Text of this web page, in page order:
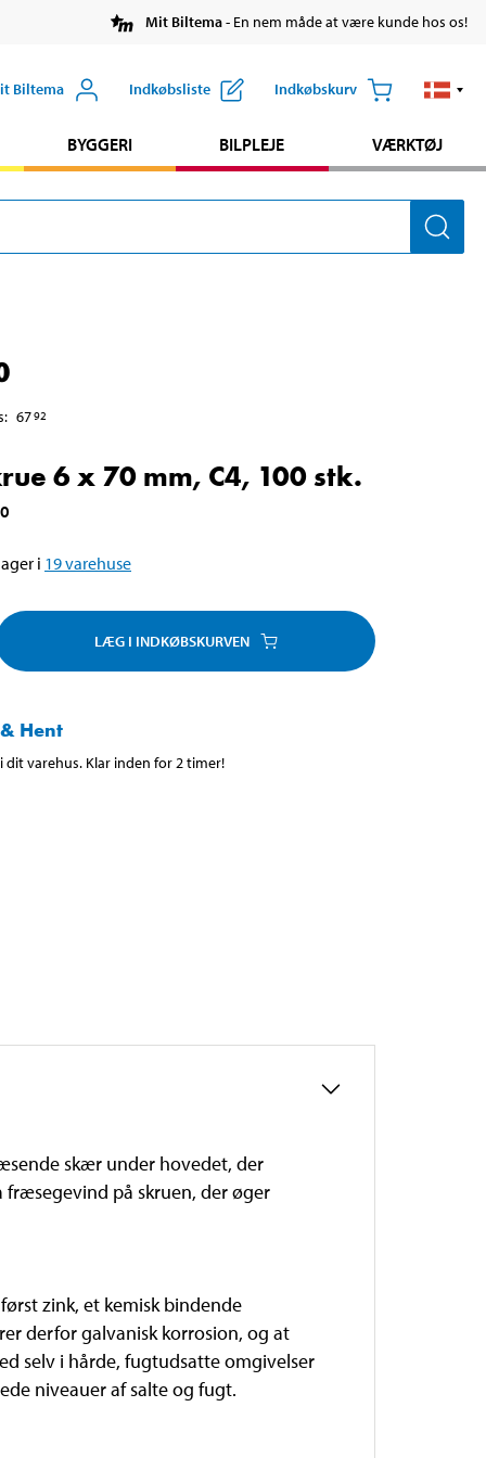
Mit Biltema- En nem måde at være kunde hos os!
Biltema Indkøbsliste Indkøbskurv
BYGGERI BILPLEJE VÆRKTØJ
: 6792
6 x 70 mm, C4, 100 stk.
i 19varehuse
LÆG I INDKØBSKURVEN
Hent
dit varehus. Klar inden for 2 timer!
skær under hovedet, der
på skruen, der øger
zink, et kemisk bindende
derfor galvanisk korrosion, og at
selv i hårde, fugtudsatte omgivelser
niveauer af salte og fugt.